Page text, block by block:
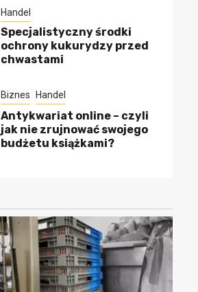
Handel
Specjalistyczny środki
ochrony kukurydzy przed
chwastami
Biznes Handel
Antykwariat online – czyli
jak nie zrujnować swojego
budżetu książkami?